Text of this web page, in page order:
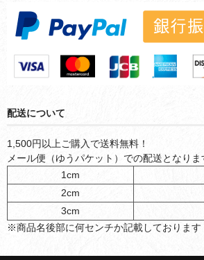
配送について
1,500円以上ご購入で送料無料！
メール便（ゆうパケット）での配送となりま
1cm
2cm
3cm
※商品名後部に何センチか記載しております